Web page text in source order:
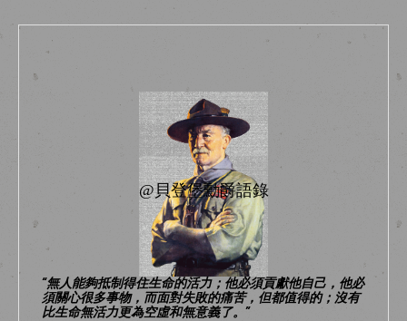
@貝登堡勳爵語錄
“無人能夠抵制得住生命的活力；他必須貢獻他自己，他必
須關心很多事物，而面對失敗的痛苦，但都值得的；沒有
比生命無活力更為空虛和無意義了。”